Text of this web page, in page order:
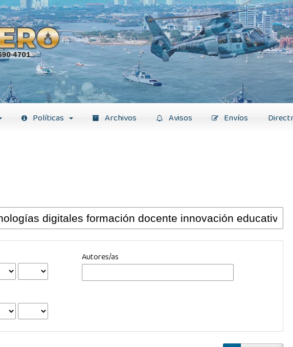
Políticas Archivos Avisos Envíos
Autores/as